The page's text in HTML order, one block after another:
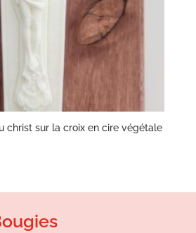
christ sur la croix en cire végétale